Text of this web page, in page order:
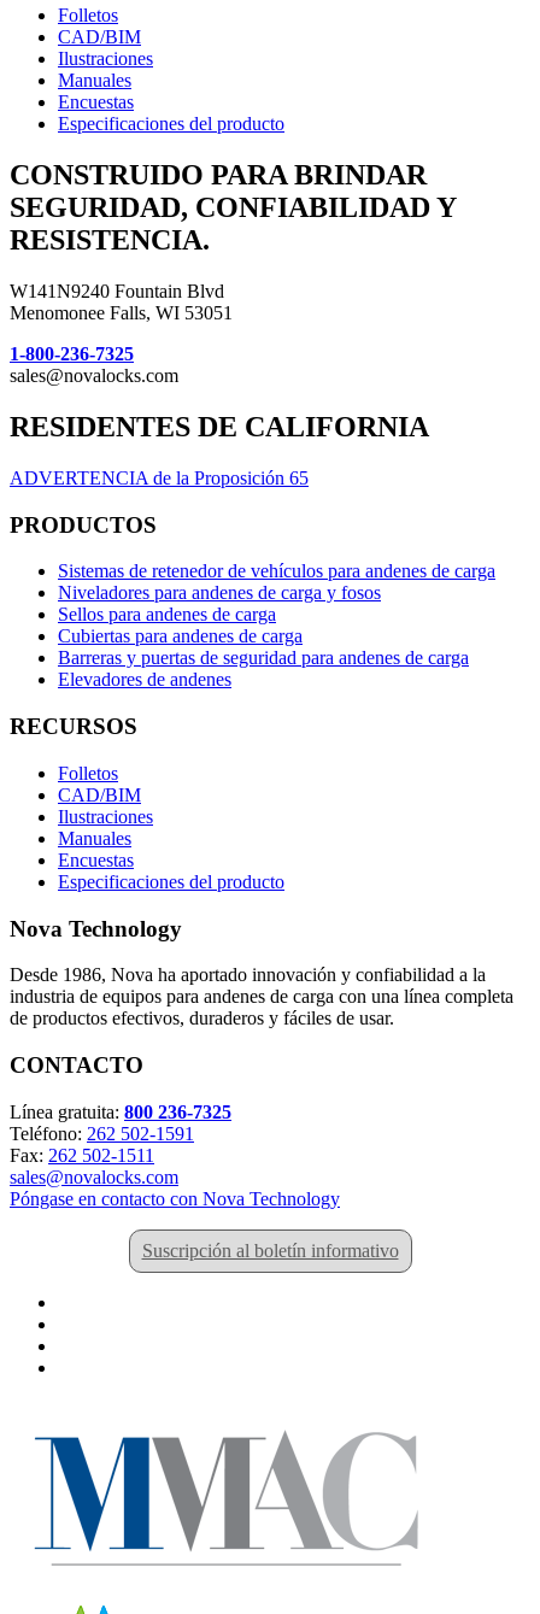
Folletos
CAD/BIM
Ilustraciones
Manuales
Encuestas
Especificaciones del producto
CONSTRUIDO PARA BRINDAR
SEGURIDAD, CONFIABILIDAD Y
RESISTENCIA.
W141N9240 Fountain Blvd
Menomonee Falls, WI 53051
1-800-236-7325
sales@novalocks.com
RESIDENTES DE CALIFORNIA
ADVERTENCIA de la Proposición 65
PRODUCTOS
Sistemas de retenedor de vehículos para andenes de carga
Niveladores para andenes de carga y fosos
Sellos para andenes de carga
Cubiertas para andenes de carga
Barreras y puertas de seguridad para andenes de carga
Elevadores de andenes
RECURSOS
Folletos
CAD/BIM
Ilustraciones
Manuales
Encuestas
Especificaciones del producto
Nova Technology
Desde 1986, Nova ha aportado innovación y confiabilidad a la
industria de equipos para andenes de carga con una línea completa
de productos efectivos, duraderos y fáciles de usar.
CONTACTO
Línea gratuita: 800 236-7325
Teléfono: 262 502-1591
Fax: 262 502-1511
sales@novalocks.com
Póngase en contacto con Nova Technology
Suscripción al boletín informativo